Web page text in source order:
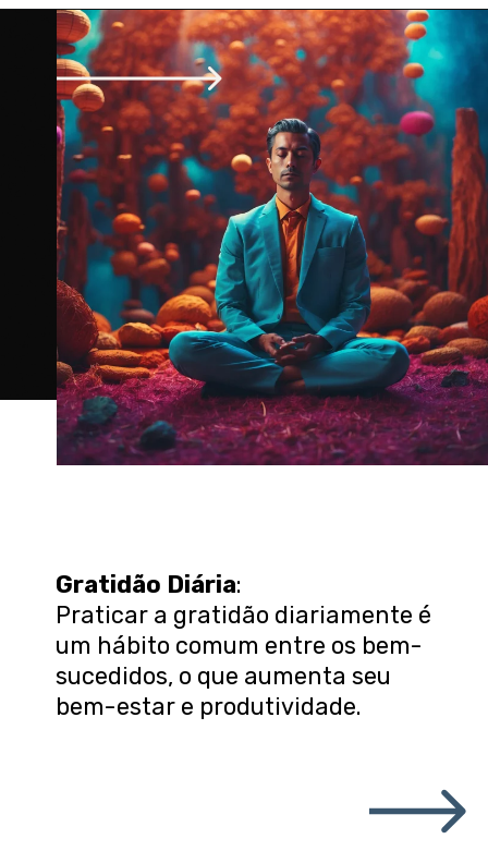
Gratidão Diária:
Praticar a gratidão diariamente é
um hábito comum entre os bem-
sucedidos, o que aumenta seu
bem-estar e produtividade.